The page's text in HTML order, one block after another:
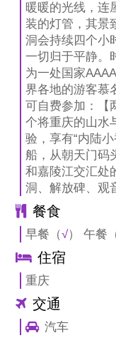
暖暖的光线，连
装的灯管，其景
洞会持续四个小
一切归于平静。
为一处国家
界各地的游客慕
可自费参加：【
个将重庆的山水
验，享有“内陆
船，从朝天门码
和嘉陵江交汇处
洞、解放碑、观
餐食
早餐（√） 午餐
住宿
重庆
交通
汽车